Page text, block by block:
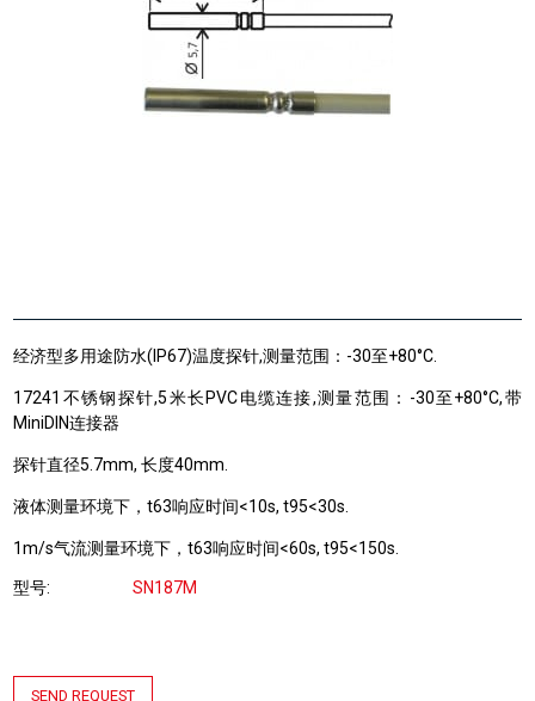
经济型多用途防水(IP67)温度探针,测量范围：-30至+80°C.
17241不锈钢探针,5米长PVC电缆连接,测量范围：-30至+80°C,带
MiniDIN连接器
探针直径5.7mm, 长度40mm.
液体测量环境下，t63响应时间<10s, t95<30s.
1m/s气流测量环境下，t63响应时间<60s, t95<150s.
型号 SN187M
SEND REQUEST